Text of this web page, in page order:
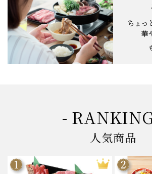
ちょっ
華
-
人気商品